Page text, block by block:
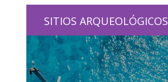
SITIOS ARQUEOLÓGICOS